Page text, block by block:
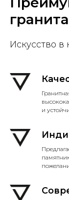
гранита
Искусство
и